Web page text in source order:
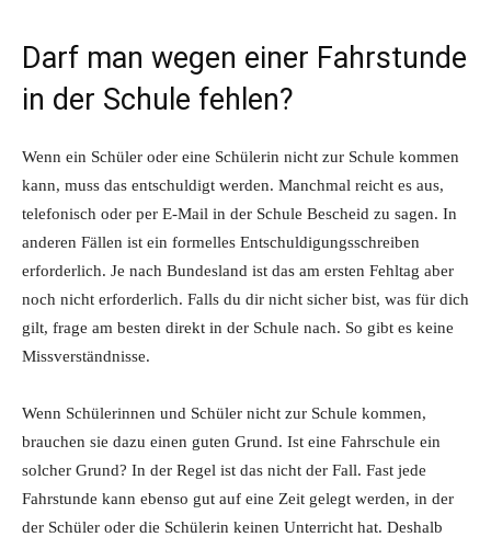
Darf man wegen einer Fahrstunde
in der Schule fehlen?
Wenn ein Schüler oder eine Schülerin nicht zur Schule kommen
kann, muss das entschuldigt werden. Manchmal reicht es aus,
telefonisch oder per E-Mail in der Schule Bescheid zu sagen. In
anderen Fällen ist ein formelles Entschuldigungsschreiben
erforderlich. Je nach Bundesland ist das am ersten Fehltag aber
noch nicht erforderlich. Falls du dir nicht sicher bist, was für dich
gilt, frage am besten direkt in der Schule nach. So gibt es keine
Missverständnisse.
Wenn Schülerinnen und Schüler nicht zur Schule kommen,
brauchen sie dazu einen guten Grund. Ist eine Fahrschule ein
solcher Grund? In der Regel ist das nicht der Fall. Fast jede
Fahrstunde kann ebenso gut auf eine Zeit gelegt werden, in der
der Schüler oder die Schülerin keinen Unterricht hat. Deshalb